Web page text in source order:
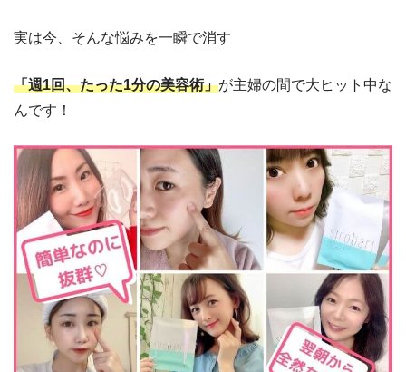
実は今、そんな悩みを一瞬で消す
「週1回、たった1分の美容術」が主婦の間で大ヒット中な
んです！